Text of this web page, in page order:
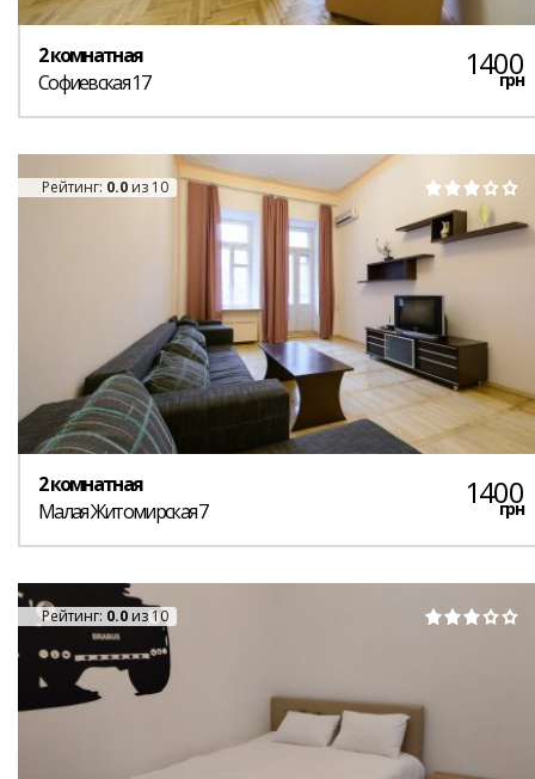
2 комнатная
Софиевская 17
1400
грн
Рейтинг: 0.0 из 10
2 комнатная
Малая Житомирская 7
1400
грн
Рейтинг: 0.0 из 10